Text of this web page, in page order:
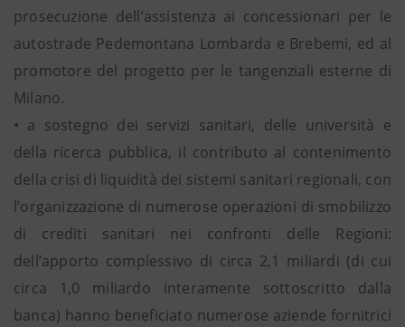
prosecuzione dell’assistenza ai concessionari per le
autostrade Pedemontana Lombarda e Brebemi, ed al
promotore del progetto per le tangenziali esterne di
Milano.
• a sostegno dei servizi sanitari, delle università e
della ricerca pubblica, il contributo al contenimento
della crisi di liquidità dei sistemi sanitari regionali, con
l’organizzazione di numerose operazioni di smobilizzo
di crediti sanitari nei confronti delle Regioni:
dell’apporto complessivo di circa 2,1 miliardi (di cui
circa 1,0 miliardo interamente sottoscritto dalla
banca) hanno beneficiato numerose aziende fornitrici